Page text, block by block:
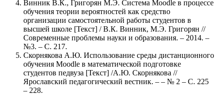
Винник В.К., Григорян М.Э. Система Moodle в процессе
обучения теории вероятностей как средство
организации самостоятельной работы студентов в
высшей школе [Текст] / В.К. Винник, М.Э. Григорян //
Современные проблемы науки и образования. – 2014. –
№3. – С. 217.
Скорнякова А.Ю. Использование среды дистанционного
обучения Moodle в математической подготовке
студентов педвуза [Текст] /А.Ю. Скорнякова //
Ярославский педагогический вестник. – – № 2 – С. 225
– 228.